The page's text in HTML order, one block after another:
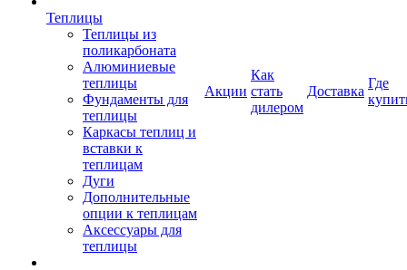
Теплицы
Теплицы из
поликарбоната
Алюминиевые
теплицы
Фундаменты для
теплицы
Каркасы теплиц и
вставки к
теплицам
Дуги
Дополнительные
опции к теплицам
Аксессуары для
теплицы
Акции
Как
стать
дилером
Доставка
Где